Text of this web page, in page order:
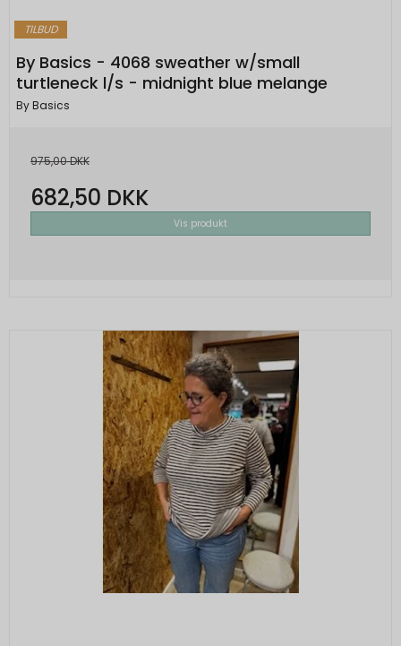
TILBUD
By Basics - 4068 sweather w/small
turtleneck l/s - midnight blue melange
By Basics
975,00 DKK
682,50 DKK
Vis produkt